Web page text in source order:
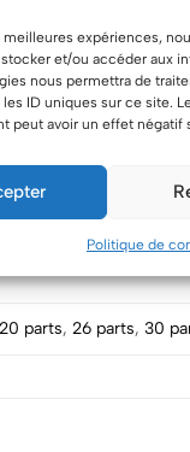
meilleures expériences,
et/ou accéder aux
nous permettra de
les ID uniques sur ce site.
peut avoir un effet négatif
Politique de
20 parts, 26 parts, 30